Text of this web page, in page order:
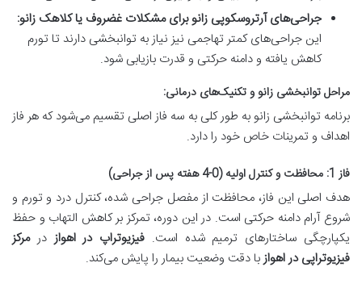
جراحی‌های آرتروسکوپی زانو برای مشکلات غضروف یا کلاهک زانو:
این جراحی‌های کمتر تهاجمی نیز نیاز به توانبخشی دارند تا تورم
کاهش یافته و دامنه حرکتی و قدرت بازیابی شود.
مراحل توانبخشی زانو و تکنیک‌های درمانی:
برنامه توانبخشی زانو به طور کلی به سه فاز اصلی تقسیم می‌شود که هر فاز
اهداف و تمرینات خاص خود را دارد.
فاز 1: محافظت و کنترل اولیه (0-4 هفته پس از جراحی)
هدف اصلی این فاز، محافظت از مفصل جراحی شده، کنترل درد و تورم و
شروع آرام دامنه حرکتی است. در این دوره، تمرکز بر کاهش التهاب و حفظ
یکپارچگی ساختارهای ترمیم شده است. فیزیوتراپ در اهوازدرمرکز
فیزیوتراپی در اهوازبا دقت وضعیت بیمار را پایش می‌کند.